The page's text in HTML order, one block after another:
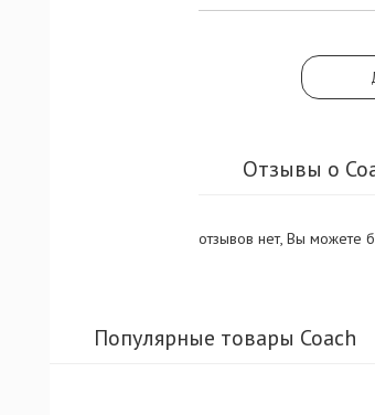
Отзывы о
отзывов нет, Вы можете
Популярные товары Coach